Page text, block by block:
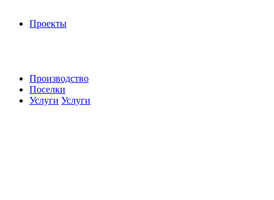
Проекты
Производство
Поселки
Услуги Услуги